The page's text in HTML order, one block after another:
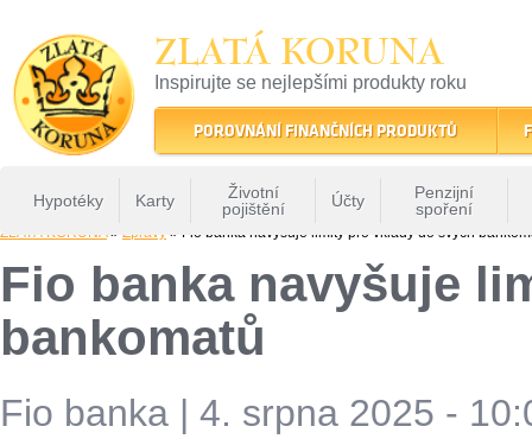
ZLATÁ KORUNA
Inspirujte se nejlepšími produkty roku
22 let tradice a kvality na finančním trhu
POROVNÁNÍ FINANČNÍCH PRODUKTŮ
Hypotéky Karty
Životní
pojištění
Účty
Penzijní
spoření
ZLATÁ KORUNA» Zprávy » Fio banka navyšuje limity pro vklady do svých
Fio banka navyšuje
bankomatů
Fio banka | 4. srpna 2025 -